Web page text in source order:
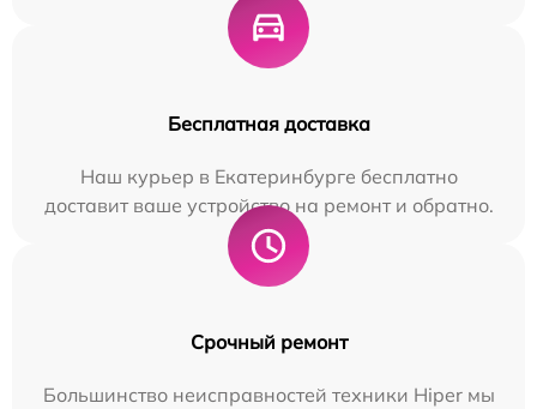
Бесплатная доставка
Наш курьер в Екатеринбурге бесплатно
доставит ваше устройство на ремонт и обратно.
Срочный ремонт
Большинство неисправностей техники Hiper мы